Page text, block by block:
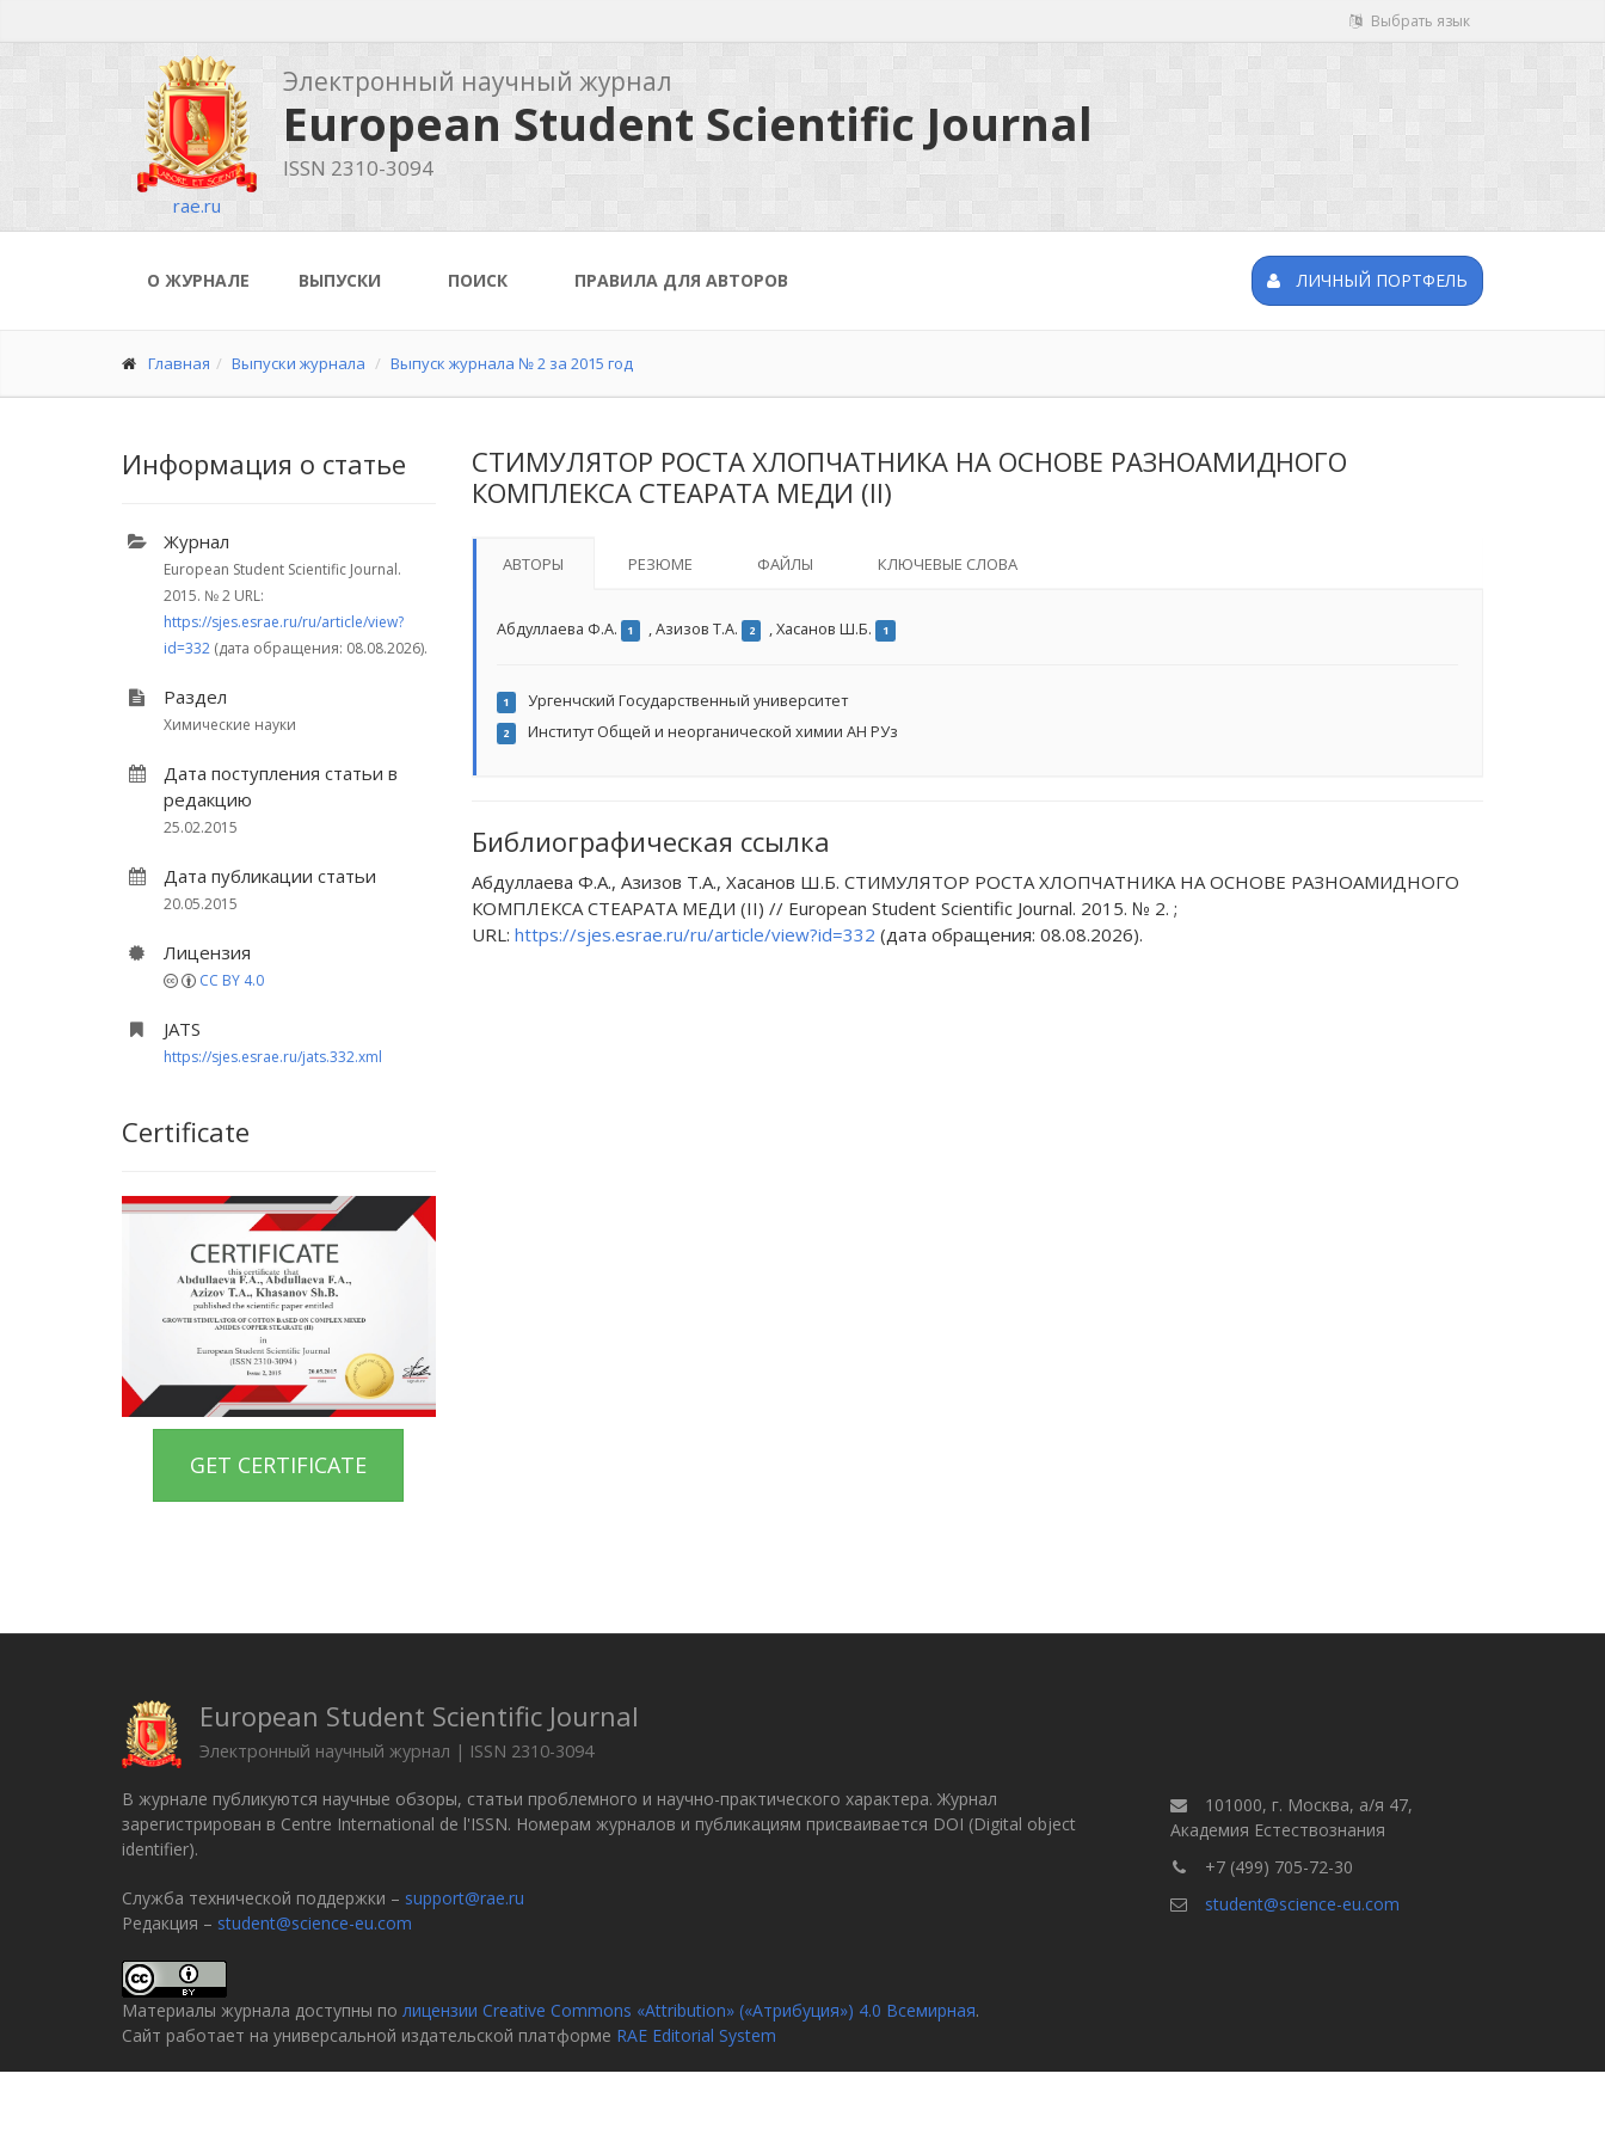
Выбрать язык
rae.ru
Электронный научный журнал
European Student Scientific Journal
ISSN 2310-3094
О ЖУРНАЛЕ ВЫПУСКИ ПОИСК ПРАВИЛА ДЛЯ АВТОРОВ ЛИЧНЫЙ ПОРТФЕЛЬ
Главная Выпуски журнала Выпуск журнала № 2 за 2015 год
Информация о статье
Журнал
European Student Scientific Journal.
2015. № 2 URL:
https://sjes.esrae.ru/ru/article/view?
id=332 (дата обращения: 08.08.2026).
Раздел
Химические науки
Дата поступления статьи в
редакцию
25.02.2015
Дата публикации статьи
20.05.2015
Лицензия
CC BY 4.0
JATS
https://sjes.esrae.ru/jats.332.xml
Certificate
GET CERTIFICATE
СТИМУЛЯТОР РОСТА ХЛОПЧАТНИКА НА ОСНОВЕ РАЗНОАМИДНОГО
КОМПЛЕКСА СТЕАРАТА МЕДИ (II)
АВТОРЫ РЕЗЮМЕ ФАЙЛЫ КЛЮЧЕВЫЕ СЛОВА
Абдуллаева Ф.А. 1 ,Азизов Т.А. 2 ,Хасанов Ш.Б. 1
1 Ургенчский Государственный университет
2 Институт Общей и неорганической химии АН РУз
Библиографическая ссылка
Абдуллаева Ф.А., Азизов Т.А., Хасанов Ш.Б. СТИМУЛЯТОР РОСТА ХЛОПЧАТНИКА НА ОСНОВЕ РАЗНОАМИДНОГО
КОМПЛЕКСА СТЕАРАТА МЕДИ (II) // European Student Scientific Journal. 2015. № 2. ;
URL: https://sjes.esrae.ru/ru/article/view?id=332 (дата обращения: 08.08.2026).
European Student Scientific Journal
Электронный научный журнал | ISSN 2310-3094
В журнале публикуются научные обзоры, статьи проблемного и научно-практического характера. Журнал
зарегистрирован в Centre International de l'ISSN. Номерам журналов и публикациям присваивается DOI (Digital object
identifier).
Служба технической поддержки – support@rae.ru
Редакция – student@science-eu.com
101000, г. Москва, а/я 47,
Академия Естествознания
+7 (499) 705-72-30
student@science-eu.com
Материалы журнала доступны по лицензии Creative Commons «Attribution» («Атрибуция») 4.0 Всемирная.
Сайт работает на универсальной издательской платформе RAE Editorial System